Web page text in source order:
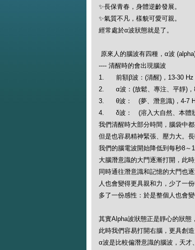
✨長保青春，身體逆齡發展。
✨氣質不凡，樣貌可愛可親。
經常處於α波狀態就是了。
原來人的腦波有四種，α波
---- 清醒時的會出現腦波
1. 前額β波：(清醒)，13-30 Hz
2. α波：(放鬆、專注、平靜)，
3. θ波： (夢、潛意識)，4-7
4. δ波： (溶入大自然、本體狀
我們清醒時大部分時間，腦袋中
但是也容易精神緊張、壓力大。
我們的腦電波開始降低到每秒8～
大腦潛意識的大門逐漸打開，此
同時通往潛意識和記憶的大門也逐
人也會變得更具親和力，少了一份
多了一份感性：於是整個人也會變
其實Alpha波狀態正是靜心的狀態
此時我們容易打開右腦，更具創造
α波是比較偏潛意識的腦波，天才